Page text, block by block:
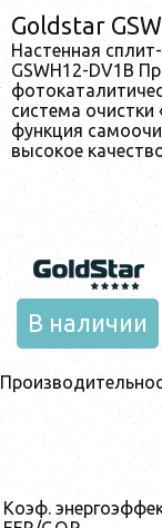
Goldstar
Настенная
GSWH12-DV1B
система
функция
высокое
В наличии
Коэф.